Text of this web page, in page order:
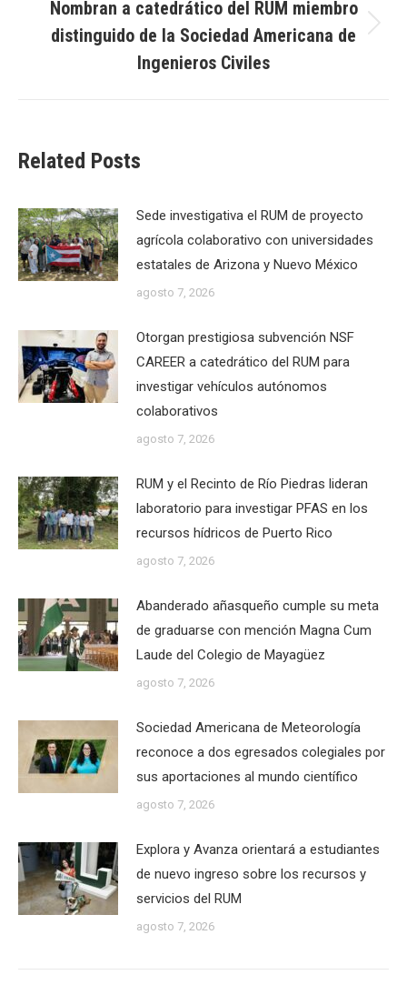
Next
post:
Nombran a catedrático del RUM miembro
distinguido de la Sociedad Americana de
Ingenieros Civiles
Related Posts
Sede investigativa el RUM de proyecto
agrícola colaborativo con universidades
estatales de Arizona y Nuevo México
agosto 7, 2026
Otorgan prestigiosa subvención NSF
CAREER a catedrático del RUM para
investigar vehículos autónomos
colaborativos
agosto 7, 2026
RUM y el Recinto de Río Piedras lideran
laboratorio para investigar PFAS en los
recursos hídricos de Puerto Rico
agosto 7, 2026
Abanderado añasqueño cumple su meta
de graduarse con mención Magna Cum
Laude del Colegio de Mayagüez
agosto 7, 2026
Sociedad Americana de Meteorología
reconoce a dos egresados colegiales por
sus aportaciones al mundo científico
agosto 7, 2026
Explora y Avanza orientará a estudiantes
de nuevo ingreso sobre los recursos y
servicios del RUM
agosto 7, 2026